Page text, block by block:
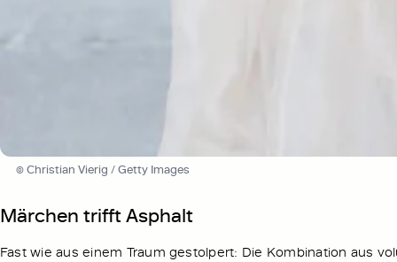
© Christian Vierig / Getty Images
Märchen trifft Asphalt
Fast wie aus einem Traum gestolpert: Die Kombination aus